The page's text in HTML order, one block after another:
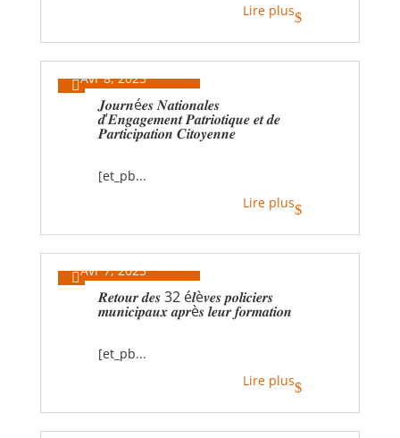
$
Lire plus
Avr 8, 2025
𝑱𝒐𝒖𝒓𝒏é𝒆𝒔 𝑵𝒂𝒕𝒊𝒐𝒏𝒂𝒍𝒆𝒔
𝒅’𝑬𝒏𝒈𝒂𝒈𝒆𝒎𝒆𝒏𝒕 𝑷𝒂𝒕𝒓𝒊𝒐𝒕𝒊𝒒𝒖𝒆 𝒆𝒕 𝒅𝒆
𝑷𝒂𝒓𝒕𝒊𝒄𝒊𝒑𝒂𝒕𝒊𝒐𝒏 𝑪𝒊𝒕𝒐𝒚𝒆𝒏𝒏𝒆
[et_pb...
$
Lire plus
Avr 7, 2025
𝑹𝒆𝒕𝒐𝒖𝒓 𝒅𝒆𝒔 32 é𝒍è𝒗𝒆𝒔 𝒑𝒐𝒍𝒊𝒄𝒊𝒆𝒓𝒔
𝒎𝒖𝒏𝒊𝒄𝒊𝒑𝒂𝒖𝒙 𝒂𝒑𝒓è𝒔 𝒍𝒆𝒖𝒓 𝒇𝒐𝒓𝒎𝒂𝒕𝒊𝒐𝒏
[et_pb...
$
Lire plus